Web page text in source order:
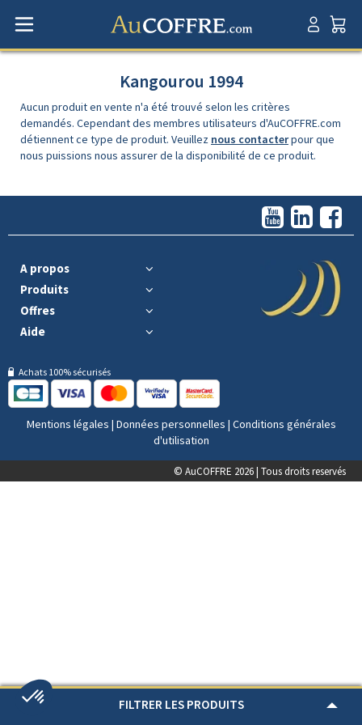
FILTRER LES PRODUITS
Kangourou 1994
Aucun produit en vente n'a été trouvé selon les critères
demandés. Cependant des membres utilisateurs d'AuCOFFRE.com
détiennent ce type de produit. Veuillez nous contacterpour que
nous puissions nous assurer de la disponibilité de ce produit.
A propos
Produits
Offres
Aide
Achats 100% sécurisés
Mentions légales | Données personnelles | Conditions générales
d'utilisation
© AuCOFFRE 2026 | Tous droits reservés